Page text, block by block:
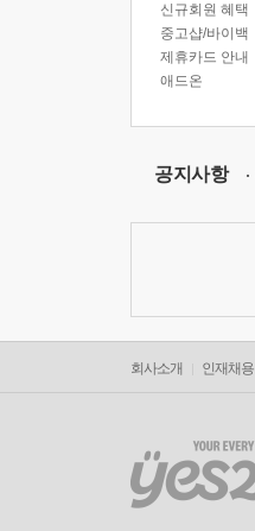
신규회원 혜택
중고샵/바이백
제휴카드 안내
애드온
공지사항
회사소개 인재채용